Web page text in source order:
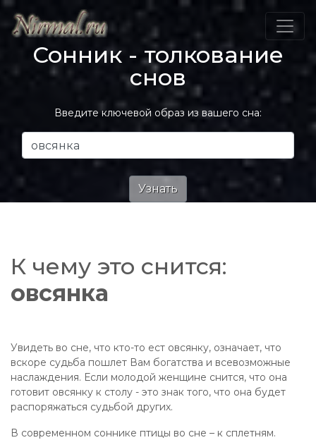
Сонник - толкование
снов
Введите ключевой образ из вашего сна:
К чему это снится:
овсянка
Увидеть во сне, что кто-то ест овсянку, означает, что
вскоре судьба пошлет Вам богатства и всевозможные
наслаждения. Если молодой женщине снится, что она
готовит овсянку к столу - это знак того, что она будет
распоряжаться судьбой других.
В современном соннике птицы во сне – к сплетням.